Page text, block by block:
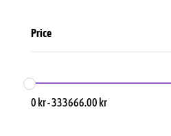
Price
0 kr-333666.00 kr